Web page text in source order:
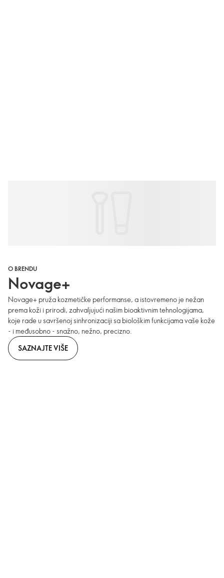
O BRENDU
Novage+
Novage+ pruža kozmetičke performanse, a istovremeno je nežan
prema koži i prirodi, zahvaljujući našim bioaktivnim tehnologijama,
koje rade u savršenoj sinhronizaciji sa biološkim funkcijama vaše kože
- i međusobno - snažno, nežno, precizno.
SAZNAJTE VIŠE